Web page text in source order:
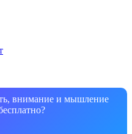
внимание и мышление